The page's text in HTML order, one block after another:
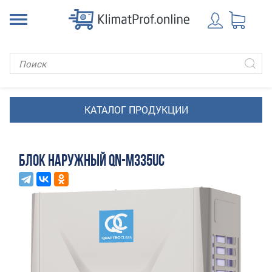
БЛОК НАРУЖНЫЙ QN-M335UС